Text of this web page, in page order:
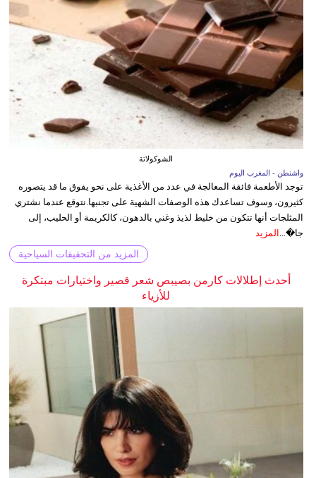
الشوكولاتة
واشنطن - المغرب اليوم
توجد الأطعمة فائقة المعالجة في عدد من الأغذية على نحو يفوق ما قد يتصوره
كثيرون، وسوف تساعدك هذه الوصفات الشهية على تجنبها.نتوقع عندما نشتري
المثلجات أنها تتكون من خليط لذيذ وغني بالدهون، كالكريمة أو الحليب، إلى
جا�...
المزيد
المزيد من التحقيقات السياحية
أحدث إطلالات كارمن بصيبص شعر قصير واختيارات مبتكرة
للأزياء